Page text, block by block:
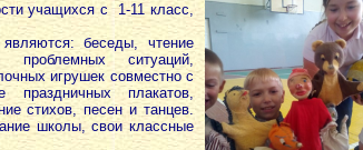
учащихся с 1-11 класс,
беседы, чтение
проблемных ситуаций,
игрушек совместно с
праздничных плакатов,
стихов, песен и танцев.
школы, свои классные